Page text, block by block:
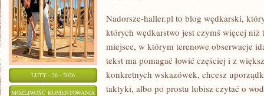
LUTY - 26 - 2026
MOŻLIWOŚĆ KOMENTOWANIA RYBY
Nadorsze-haller.pl to blog wędkarski,
których wędkarstwo jest czymś więcej
miejsce, w którym terenowe obserwacje
tekst ma pomagać łowić częściej i z
konkretnych wskazówek, chcesz
taktyki, albo po prostu lubisz czytać o